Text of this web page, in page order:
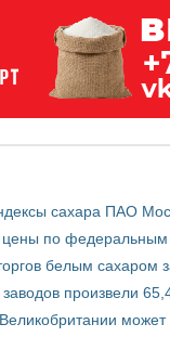
сахара ПАО
по федеральным
белым сахаром
произвели